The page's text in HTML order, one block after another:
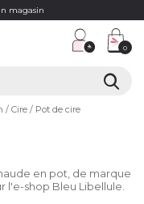
magasin
0
Cire Pot de cire
en pot, de marque
l'e-shop Bleu Libellule.